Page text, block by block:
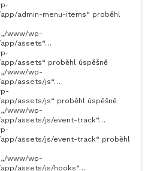
admin-menu-items“ proběhl
„/www/wp-
assets“…
assets“ proběhl úspěšně
„/www/wp-
assets/js“…
assets/js“ proběhl úspěšně
„/www/wp-
assets/js/event-track“…
assets/js/event-track“ proběhl
„/www/wp-
assets/js/hooks“…